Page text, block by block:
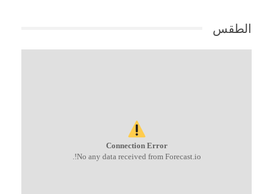
الطقس
Connection Error
No any data received from Forecast.io!.